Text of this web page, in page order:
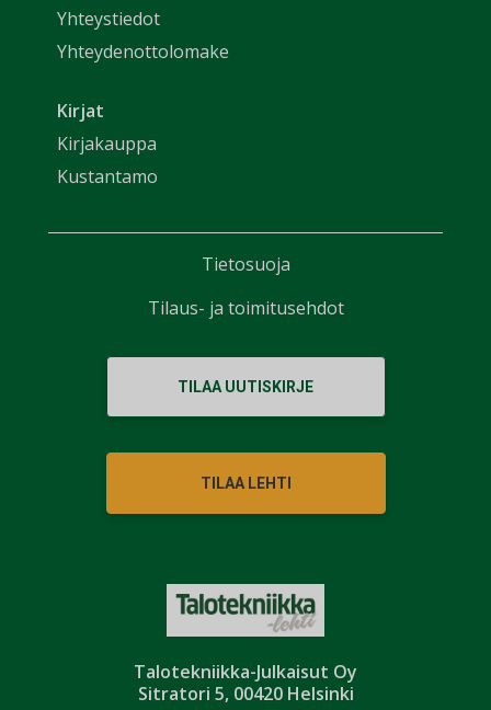
Talotekniikka-Julkaisut Oy
Sitratori 5, 00420 Helsinki
Yhteystiedot
Yhteydenottolomake
Kirjat
Kirjakauppa
Kustantamo
TILAA UUTISKIRJE
TILAA LEHTI
Tietosuoja
Tilaus- ja toimitusehdot